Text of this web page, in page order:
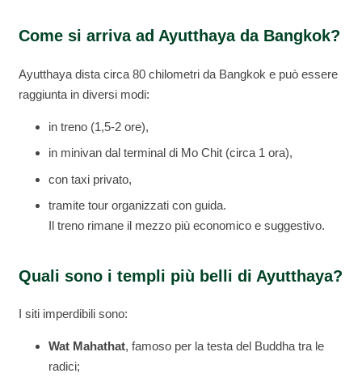
Come si arriva ad Ayutthaya da Bangkok?
Ayutthaya dista circa 80 chilometri da Bangkok e può essere
raggiunta in diversi modi:
in treno (1,5-2 ore),
in minivan dal terminal di Mo Chit (circa 1 ora),
con taxi privato,
tramite tour organizzati con guida.
Il treno rimane il mezzo più economico e suggestivo.
Quali sono i templi più belli di Ayutthaya?
I siti imperdibili sono:
Wat Mahathat, famoso per la testa del Buddha tra le
radici;